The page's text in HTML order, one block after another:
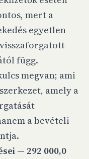
mert a
egyetlen
visszaforgatott
függ.
megvan; ami
amely a
a bevételi
— 292 000,0